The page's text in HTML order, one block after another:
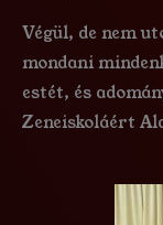
Végül, de nem
mondani
estét, és
Zeneiskoláért